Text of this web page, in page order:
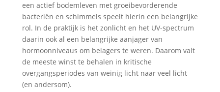
een actief bodemleven met groeibevorderende
bacteriën en schimmels speelt hierin een belangrijke
rol. In de praktijk is het zonlicht en het UV-spectrum
daarin ook al een belangrijke aanjager van
hormoonniveaus om belagers te weren. Daarom valt
de meeste winst te behalen in kritische
overgangsperiodes van weinig licht naar veel licht
(en andersom).